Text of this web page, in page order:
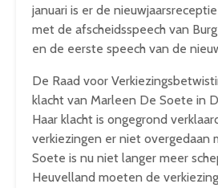
januari is er de
met de afscheidsspeech van
en de eerste speech van de
De Raad voor
klacht van Marleen De Soete in
Haar klacht is ongegrond
verkiezingen er niet overgedaan
Soete is nu niet langer meer
Heuvelland moeten de